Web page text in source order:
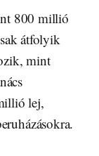
800 millió
átfolyik
mint
lej,